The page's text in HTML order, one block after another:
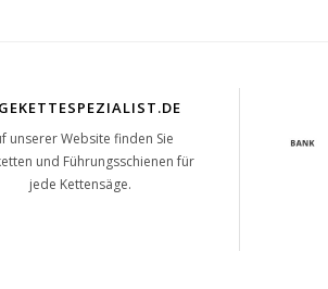
unserer Website finden Sie
und Führungsschienen für
jede Kettensäge.